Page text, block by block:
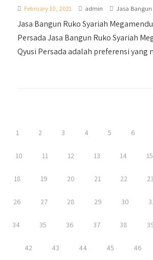
February 10, 2021 admin Jasa
Jasa Bangun Ruko Syariah
Persada Jasa Bangun Ruko Syariah
Qyusi Persada adalah preferensi yang
1 2 3 4 5 6
10 11 12 13 14 15
18 19 20 21 22 23
26 27 28 29 30
34 35 36 37 38
42 43 44 45 46